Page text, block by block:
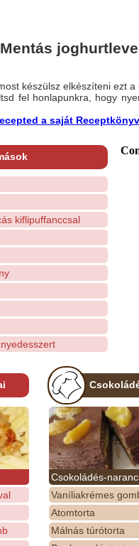
készülsz elkészíteni ezt a
fel honlapunkra, hogy
a saját
kiflipuffanccsal
Csokoládés-
Vaníliakrémes
Atomtorta
Málnás túrótorta